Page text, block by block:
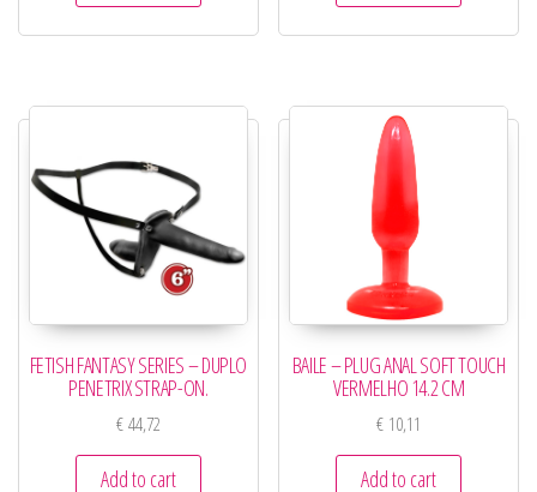
FETISH FANTASY SERIES – DUPLO
PENETRIX STRAP-ON.
€44,72
Add to cart
BAILE – PLUG ANAL SOFT TOUCH
VERMELHO 14.2 CM
€ 10,11
Add to cart